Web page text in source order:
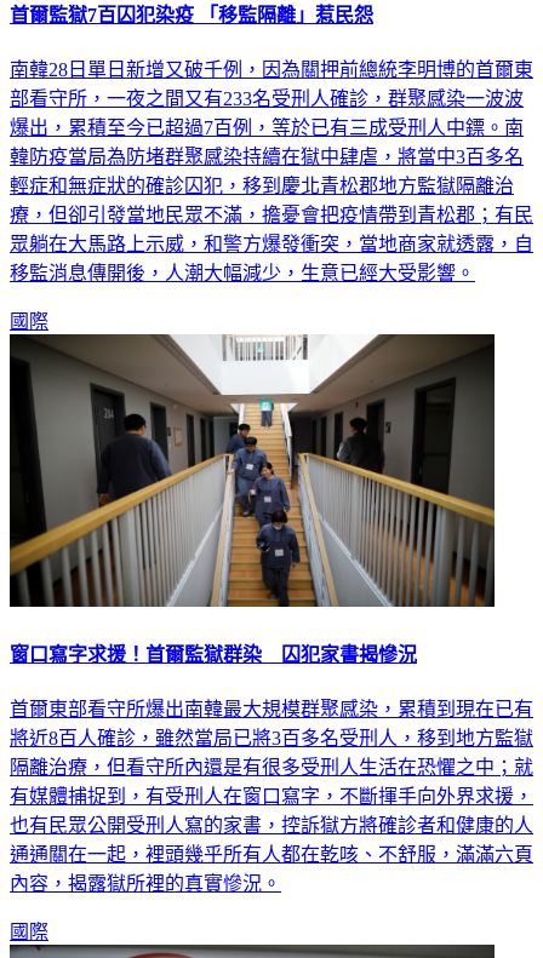
首爾監獄7百囚犯染疫 「移監隔離」惹民怨
南韓28日單日新增又破千例，因為關押前總統李明博的首爾東
部看守所，一夜之間又有233名受刑人確診，群聚感染一波波
爆出，累積至今已超過7百例，等於已有三成受刑人中鏢。南
韓防疫當局為防堵群聚感染持續在獄中肆虐，將當中3百多名
輕症和無症狀的確診囚犯，移到慶北青松郡地方監獄隔離治
療，但卻引發當地民眾不滿，擔憂會把疫情帶到青松郡；有民
眾躺在大馬路上示威，和警方爆發衝突，當地商家就透露，自
移監消息傳開後，人潮大幅減少，生意已經大受影響。
國際
窗口寫字求援！首爾監獄群染 囚犯家書揭慘況
首爾東部看守所爆出南韓最大規模群聚感染，累積到現在已有
將近8百人確診，雖然當局已將3百多名受刑人，移到地方監獄
隔離治療，但看守所內還是有很多受刑人生活在恐懼之中；就
有媒體捕捉到，有受刑人在窗口寫字，不斷揮手向外界求援，
也有民眾公開受刑人寫的家書，控訴獄方將確診者和健康的人
通通關在一起，裡頭幾乎所有人都在乾咳、不舒服，滿滿六頁
內容，揭露獄所裡的真實慘況。
國際